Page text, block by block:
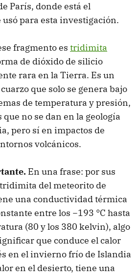
París, donde está el
para esta investigación.
fragmento es tridimita
de dióxido de silicio
rara en la Tierra. Es un
que solo se genera bajo
de temperatura y presión,
no se dan en la geología
pero sí en impactos de
volcánicos.
En una frase: por sus
del meteorito de
una conductividad térmica
entre los −193 °C hasta
(80 y los 380 kelvin), algo
que conduce el calor
en el invierno frío de Islandia
en el desierto, tiene una